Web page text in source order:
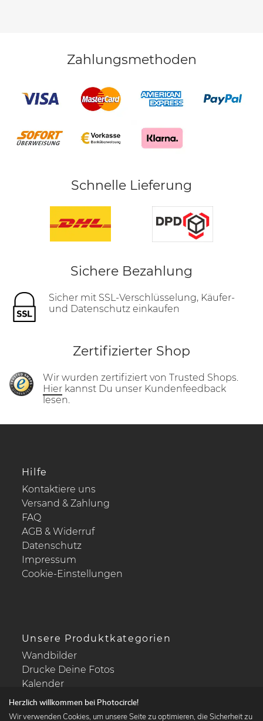
Zahlungsmethoden
Schnelle Lieferung
Sichere Bezahlung
Sicher mit SSL-Verschlüsselung, Käufer-
und Datenschutz einkaufen
Zertifizierter Shop
Wir wurden zertifiziert von Trusted Shops.
Hier kannst Du unser Kundenfeedback
lesen.
Hilfe
Kontaktiere uns
Versand & Zahlung
FAQ
AGB & Widerruf
Datenschutz
Impressum
Cookie-Einstellungen
Unsere Produktkategorien
Wandbilder
Drucke Deine Fotos
Kalender
Herzlich willkommen bei Photocircle!
Wir verwenden Cookies, um unsere Seite zu optimieren, die Sicherheit zu